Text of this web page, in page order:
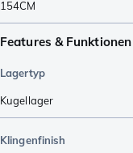
154CM
Features & Funktionen
Lagertyp
Kugellager
Klingenfinish